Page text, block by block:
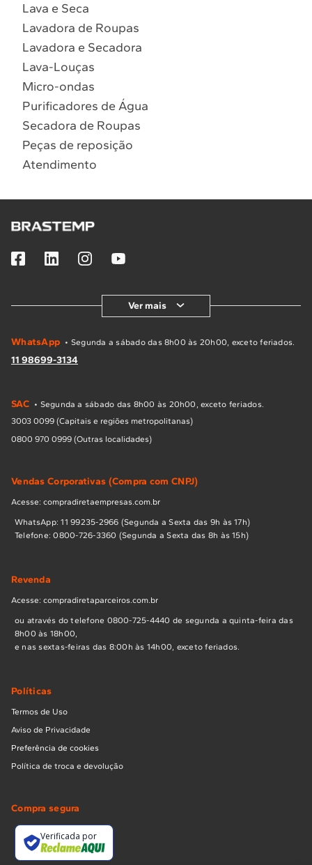
Localizar assistência técnica
Lava e Seca
Lavadora de Roupas
Lavadora e Secadora
Lava-Louças
Micro-ondas
Purificadores de Água
Secadora de Roupas
Peças de reposição
Atendimento
Ver mais
WhatsApp • Segunda a sábado das 8h00 às 20h00, exceto feriados.
11 98699-3134
SAC • Segunda a sábado das 8h00 às 20h00, exceto feriados.
3003 0099 (Capitais e regiões metropolitanas)
0800 970 0999 (Outras localidades)
Vendas Corporativas (Compra com CNPJ)
Acesse: compradiretaempresas.com.br
WhatsApp: 11 99235-2966 (Segunda a Sexta das 9h às 17h)
Telefone: 0800-726-3360 (Segunda a Sexta das 8h às 15h)
Revenda
Acesse: compradiretaparceiros.com.br
ou através do telefone 0800-725-4440 de segunda a quinta-feira das
8h00 às 18h00,
e nas sextas-feiras das 8:00h às 14h00, exceto feriados.
Políticas
Termos de Uso
Aviso de Privacidade
Preferência de cookies
Política de troca e devolução
Compra segura
Verificada por